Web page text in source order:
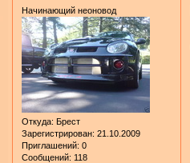
Начинающий неоновод
Откуда: Брест
Зарегистрирован: 21.10.2009
Приглашений: 0
Сообщений: 118